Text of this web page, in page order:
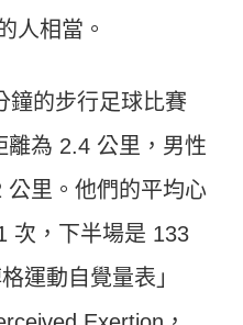
人相當。
鐘的步行足球比賽
離為 2.4 公里，男性
里。他們的平均心
次，下半場是 133
運動自覺量表」